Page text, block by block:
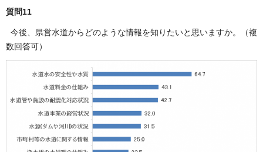
質問11
今後、県営水道からどのような情報を知りたいと思いますか。（複
数回答可）